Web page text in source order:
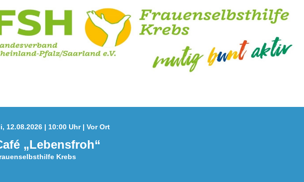
12.08.2026 | 10:00 Uhr | Vor Ort
„Lebensfroh“
Krebs